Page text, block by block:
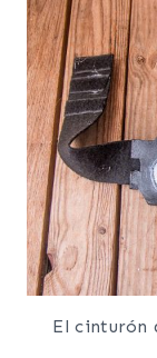
El cinturón